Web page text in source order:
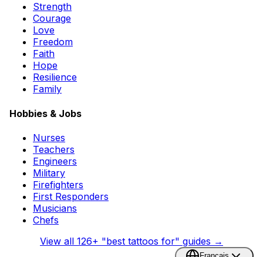
Strength
Courage
Love
Freedom
Faith
Hope
Resilience
Family
Hobbies & Jobs
Nurses
Teachers
Engineers
Military
Firefighters
First Responders
Musicians
Chefs
View all 126+ "best tattoos for" guides →